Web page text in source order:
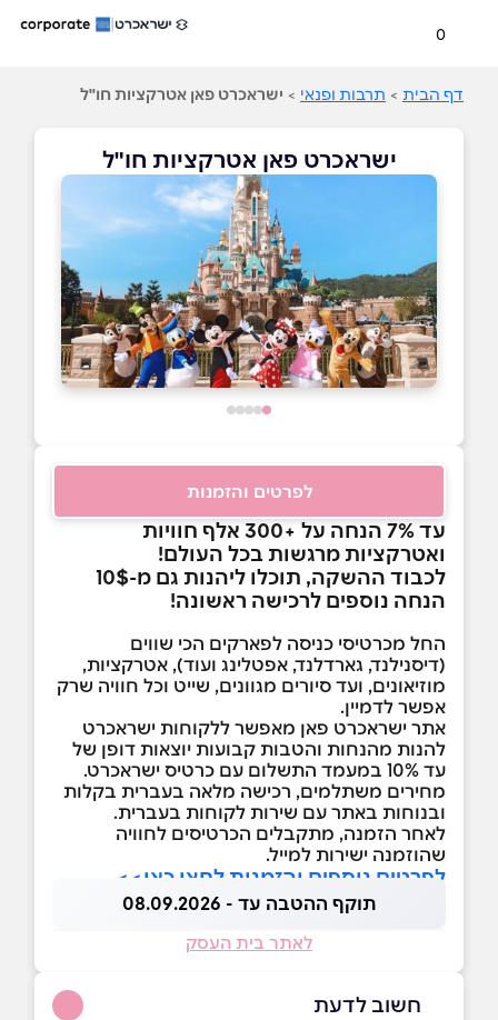
0
דף הבית > תרבות ופנאי > ישראכרט פאן אטרקציות חו"ל
ישראכרט פאן אטרקציות חו"ל
לפרטים והזמנות
עד 7% הנחה על +300 אלף חוויות
ואטרקציות מרגשות בכל העולם!
לכבוד ההשקה, תוכלו ליהנות גם מ-10$
הנחה נוספים לרכישה ראשונה!
החל מכרטיסי כניסה לפארקים הכי שווים
(דיסנילנד, גארדלנד, אפטלינג ועוד), אטרקציות,
מוזיאונים, ועד סיורים מגוונים, שייט וכל חוויה שרק
אפשר לדמיין.
אתר ישראכרט פאן מאפשר ללקוחות ישראכרט
להנות מהנחות והטבות קבועות יוצאות דופן של
עד 10% במעמד התשלום עם כרטיס ישראכרט.
מחירים משתלמים, רכישה מלאה בעברית בקלות
ובנוחות באתר עם שירות לקוחות בעברית.
לאחר הזמנה, מתקבלים הכרטיסים לחוויה
שהוזמנה ישירות למייל.
לפרטים נוספים והזמנות לחצו כאן>>
תוקף ההטבה עד - 08.09.2026
לאתר בית העסק
חשוב לדעת